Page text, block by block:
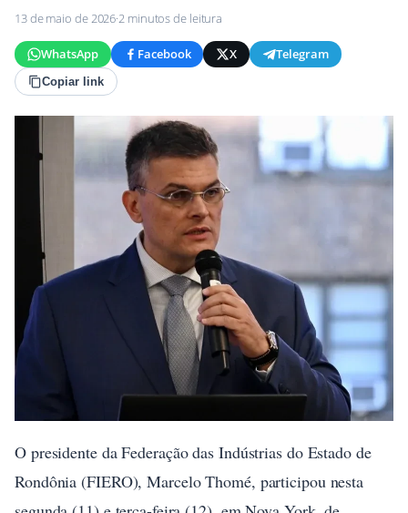
13 de maio de 2026·2 minutos de leitura
WhatsApp Facebook X Telegram
Copiar link
O presidente da Federação das Indústrias do Estado de
Rondônia (FIERO), Marcelo Thomé, participou nesta